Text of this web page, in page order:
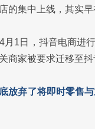
的集中上线，其实
月1日，抖音电商进
商家被要求迁移至
放弃了将即时零售